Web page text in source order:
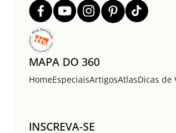
MAPA DO 360
HomeEspeciaisArtigosAtlasDicas de
INSCREVA-SE